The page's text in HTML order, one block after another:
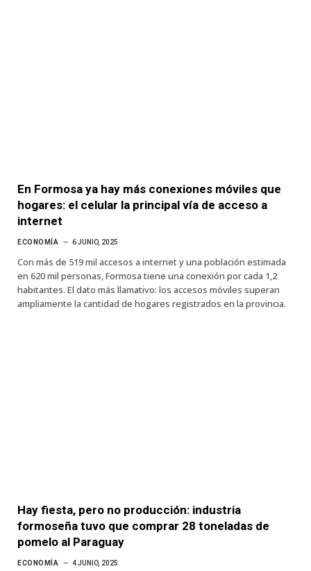
En Formosa ya hay más conexiones móviles que
hogares: el celular la principal vía de acceso a
internet
ECONOMÍA 6 JUNIO, 2025
Con más de 519 mil accesos a internet y una población estimada
en 620 mil personas, Formosa tiene una conexión por cada 1,2
habitantes. El dato más llamativo: los accesos móviles superan
ampliamente la cantidad de hogares registrados en la provincia.
Hay fiesta, pero no producción: industria
formoseña tuvo que comprar 28 toneladas de
pomelo al Paraguay
ECONOMÍA 4 JUNIO, 2025